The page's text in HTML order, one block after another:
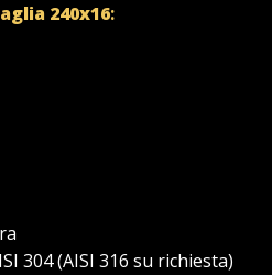
240x16:
304 (AISI 316 su richiesta)